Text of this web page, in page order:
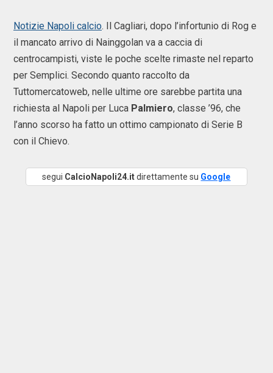
Notizie Napoli calcio. Il Cagliari, dopo l’infortunio di Rog e
il mancato arrivo di Nainggolan va a caccia di
centrocampisti, viste le poche scelte rimaste nel reparto
per Semplici. Secondo quanto raccolto da
Tuttomercatoweb, nelle ultime ore sarebbe partita una
richiesta al Napoli per Luca Palmiero, classe ’96, che
l’anno scorso ha fatto un ottimo campionato di Serie B
con il Chievo.
segui CalcioNapoli24.itdirettamente su Google